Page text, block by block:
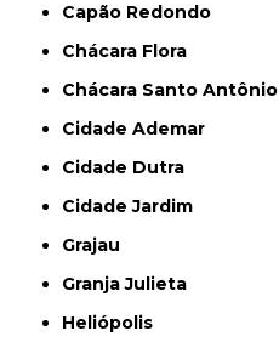
Capão Redondo
Chácara Flora
Chácara Santo Antônio
Cidade Ademar
Cidade Dutra
Cidade Jardim
Grajau
Granja Julieta
Heliópolis